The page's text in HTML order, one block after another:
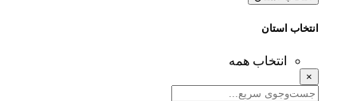
انتخاب استان
انتخاب همه
×